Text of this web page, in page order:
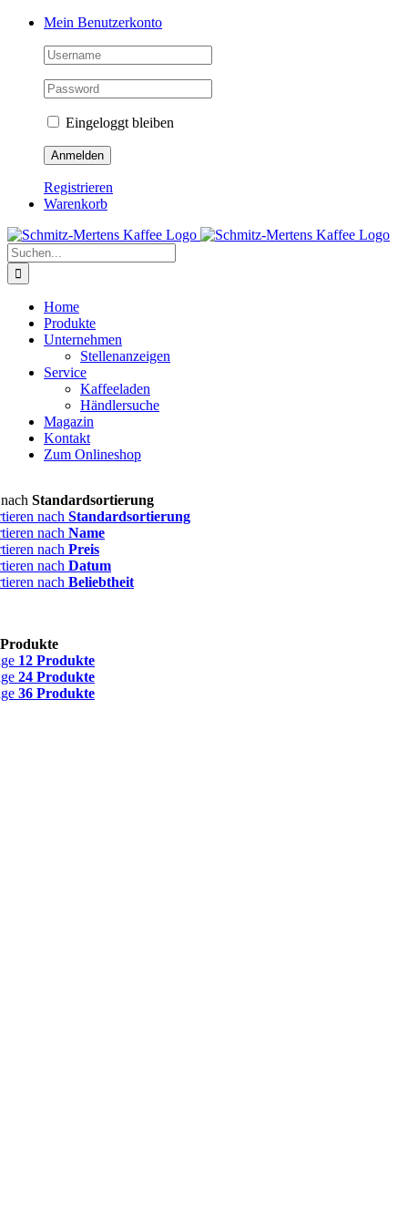
Zum Inhalt springen
Mein Benutzerkonto
Eingeloggt bleiben
Registrieren
Warenkorb
Suche nach:
Home
Produkte
Unternehmen
Stellenanzeigen
Service
Kaffeeladen
Händlersuche
Magazin
Kontakt
Zum Onlineshop
Standardsortierung
nach Standardsortierung
nach Name
nach Preis
nach Datum
nach Beliebtheit
12 Produkte
24 Produkte
36 Produkte